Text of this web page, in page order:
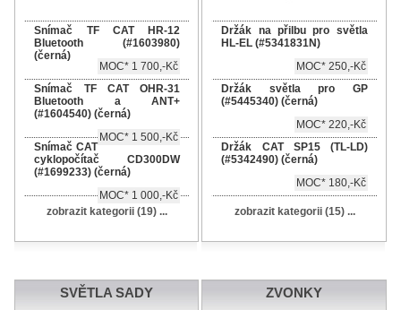
Snímač TF CAT HR-12
Bluetooth (#1603980)
(černá)
MOC* 1 700,-Kč
Snímač TF CAT OHR-31
Bluetooth a ANT+
(#1604540) (černá)
MOC* 1 500,-Kč
Snímač CAT
cyklopočítač CD300DW
(#1699233) (černá)
MOC* 1 000,-Kč
zobrazit kategorii (19) ...
Držák na přilbu pro světla
HL-EL (#5341831N)
MOC* 250,-Kč
Držák světla pro GP
(#5445340) (černá)
MOC* 220,-Kč
Držák CAT SP15 (TL-LD)
(#5342490) (černá)
MOC* 180,-Kč
zobrazit kategorii (15) ...
SVĚTLA SADY ZVONKY